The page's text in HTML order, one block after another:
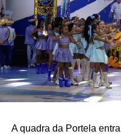
A quadra da Portela